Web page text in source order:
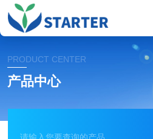
PRODUCT CENTER
产品中心